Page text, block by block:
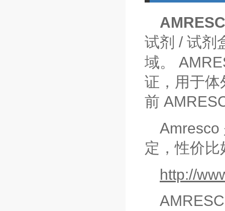
试剂 / 试剂
域。
证，用于
前
Amresco
定，性价
http://